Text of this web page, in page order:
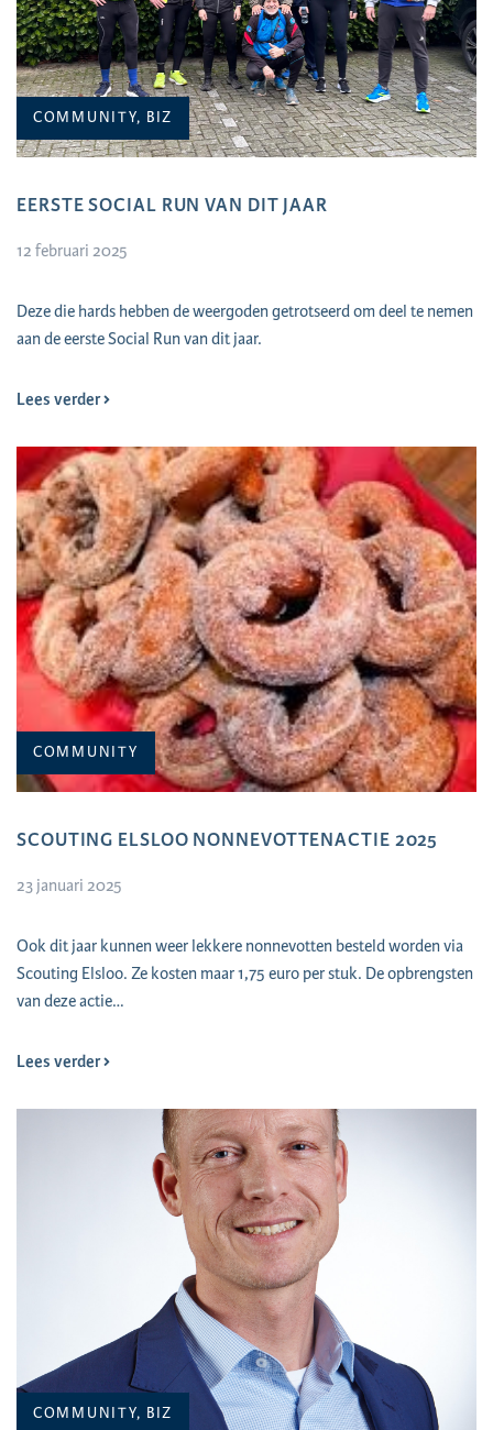
COMMUNITY, BIZ
EERSTE SOCIAL RUN VAN DIT JAAR
12 februari 2025
Deze die hards hebben de weergoden getrotseerd om deel te nemen
aan de eerste Social Run van dit jaar.
Lees verder
COMMUNITY
SCOUTING ELSLOO NONNEVOTTENACTIE 2025
23 januari 2025
Ook dit jaar kunnen weer lekkere nonnevotten besteld worden via
Scouting Elsloo. Ze kosten maar 1,75 euro per stuk. De opbrengsten
van deze actie…
Lees verder
COMMUNITY, BIZ